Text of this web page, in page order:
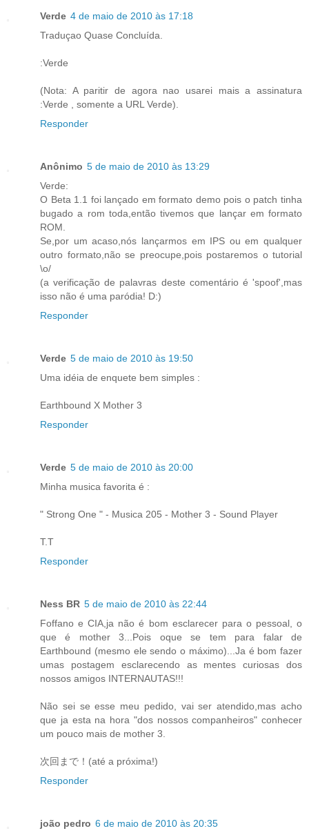
Verde 4 de maio de 2010 às 17:18
Traduçao Quase Concluída.
:Verde
(Nota: A paritir de agora nao usarei mais a assinatura
:Verde , somente a URL Verde).
Responder
Anônimo 5 de maio de 2010 às 13:29
Verde:
O Beta 1.1 foi lançado em formato demo pois o patch tinha
bugado a rom toda,então tivemos que lançar em formato
ROM.
Se,por um acaso,nós lançarmos em IPS ou em qualquer
outro formato,não se preocupe,pois postaremos o tutorial
\o/
(a verificação de palavras deste comentário é 'spoof',mas
isso não é uma paródia! D:)
Responder
Verde 5 de maio de 2010 às 19:50
Uma idéia de enquete bem simples :
Earthbound X Mother 3
Responder
Verde 5 de maio de 2010 às 20:00
Minha musica favorita é :
" Strong One " - Musica 205 - Mother 3 - Sound Player
T.T
Responder
Ness BR 5 de maio de 2010 às 22:44
Foffano e CIA,ja não é bom esclarecer para o pessoal, o
que é mother 3...Pois oque se tem para falar de
Earthbound (mesmo ele sendo o máximo)...Ja é bom fazer
umas postagem esclarecendo as mentes curiosas dos
nossos amigos INTERNAUTAS!!!
Não sei se esse meu pedido, vai ser atendido,mas acho
que ja esta na hora "dos nossos companheiros" conhecer
um pouco mais de mother 3.
次回まで！(até a próxima!)
Responder
joão pedro 6 de maio de 2010 às 20:35